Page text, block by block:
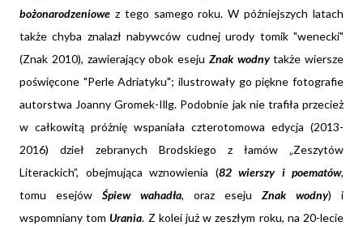
bożonarodzeniowe z tego samego roku. W późniejszych latach
także chyba znalazł nabywców cudnej urody tomik "wenecki"
(Znak 2010), zawierający obok eseju Znak wodnytakże wiersze
poświęcone "Perle Adriatyku"; ilustrowały go piękne fotografie
autorstwa Joanny Gromek-Illg. Podobnie jak nie trafiła przecież
w całkowitą próżnię wspaniała czterotomowa edycja (2013-
2016) dzieł zebranych Brodskiego z łamów „Zeszytów
Literackich”, obejmująca wznowienia (82 wierszy i poematów,
tomu esejów Śpiew wahadła, oraz eseju Znak wodny) i
wspomniany tomUrania. Z kolei już w zeszłym roku, na 20-lecie